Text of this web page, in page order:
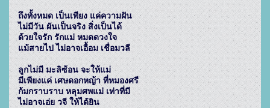
ถึงทั้งหมด เป็นเพียง แค่ความฝัน
ไม่มีวัน ผันเป็นจริง สิ่งเป็นได้
ด้วยใจรัก รักแม่ หมดดวงใจ
แม้สายไป ไม่อาจเอื้อม เชื่อมวลี
ลูกไม่มี มะลิซ้อน จะให้แม่
มีเพียงแค่ เศษดอกหญ้า ที่หมองศรี
ก้มกราบราบ หลุมศพแม่ เท่าที่มี
ไม่อาจเอ่ย วจี ให้ได้ยิน